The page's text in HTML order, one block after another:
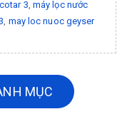
3 máy lọc nước
may loc nuoc geyser
MỤC